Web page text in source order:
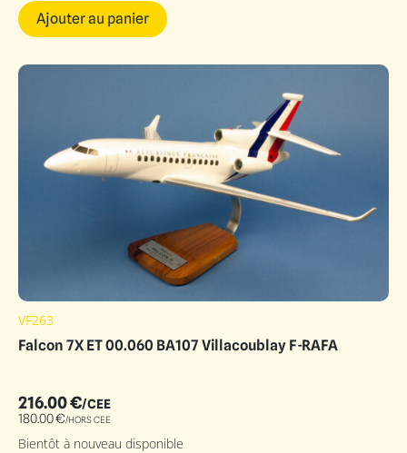
Ajouter au panier
VF263
Falcon 7X ET 00.060 BA107 Villacoublay F-RAFA
216.00€/CEE
180.00€/HORS CEE
Bientôt à nouveau disponible